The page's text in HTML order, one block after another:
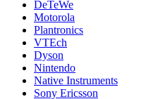
DeTeWe
Motorola
Plantronics
VTEch
Dyson
Nintendo
Native Instruments
Sony Ericsson